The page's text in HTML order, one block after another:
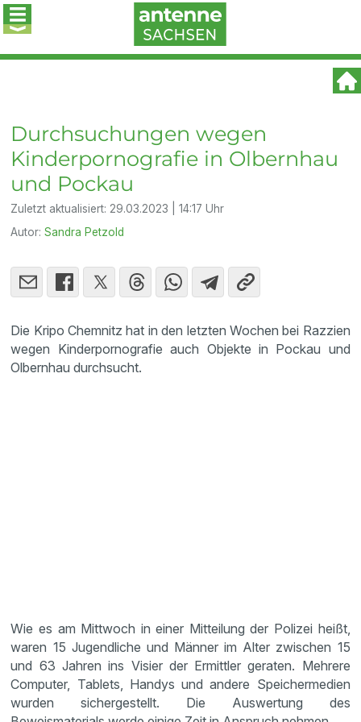
Durchsuchungen wegen
Kinderpornografie in Olbernhau
und Pockau
Zuletzt aktualisiert: 29.03.2023 | 14:17 Uhr
Autor:Sandra Petzold
Die Kripo Chemnitz hat in den letzten Wochen bei Razzien
wegen Kinderpornografie auch Objekte in Pockau und
Olbernhau durchsucht.
Wie es am Mittwoch in einer Mitteilung der Polizei heißt,
waren 15 Jugendliche und Männer im Alter zwischen 15
und 63 Jahren ins Visier der Ermittler geraten. Mehrere
Computer, Tablets, Handys und andere Speichermedien
wurden sichergestellt. Die Auswertung des